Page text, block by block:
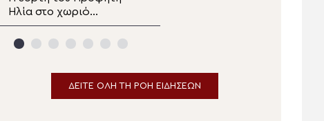
Ηλία στο χωριό
Μααλούλε της Ναζαρέτ
ΔΕΙΤΕ ΟΛΗ ΤΗ ΡΟΗ ΕΙΔΗΣΕΩΝ